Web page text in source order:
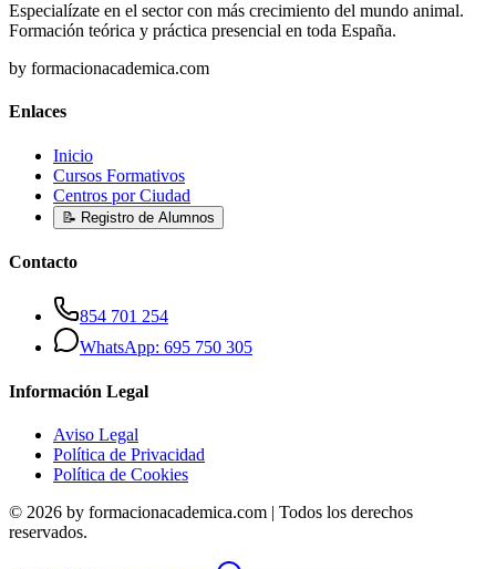
Especialízate en el sector con más crecimiento del mundo animal.
Formación teórica y práctica presencial en toda España.
by formacionacademica.com
Enlaces
Inicio
Cursos Formativos
Centros por Ciudad
📝 Registro de Alumnos
Contacto
854 701 254
WhatsApp: 695 750 305
Información Legal
Aviso Legal
Política de Privacidad
Política de Cookies
© 2026 by formacionacademica.com | Todos los derechos
reservados.